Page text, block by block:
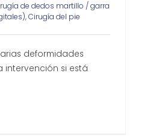
de dedos martillo / garra
,Cirugía del pie
deformidades
intervención si está